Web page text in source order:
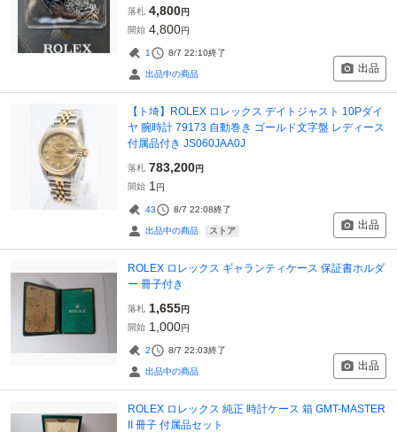
落札 4,800円
開始 4,800円
1 8/7 22:10終了
出品中の商品 出品
【ト埼】ROLEX ロレックス デイトジャスト 10Pダイ
ヤ 腕時計 79173 自動巻き ゴールド文字盤 レディース
付属品付き JS060JAA0J
落札 783,200円
開始 1 円
43 8/7 22:08終了
出品中の商品 ストア 出品
ROLEX ロレックス ギャランティケース 保証書ホルダ
ー 冊子付き
落札 1,655円
開始 1,000円
2 8/7 22:03終了
出品中の商品 出品
ROLEX ロレックス 純正 時計ケース 箱 GMT-MASTER
II 冊子 付属品セット